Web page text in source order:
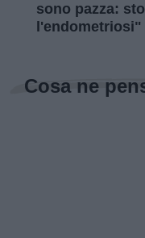
sono pazza:
l'endometriosi"
Cosa ne